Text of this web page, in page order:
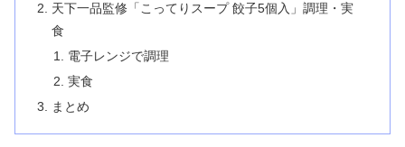
天下一品監修「こってりスープ 餃子5個入」調理・実
食
電子レンジで調理
実食
まとめ